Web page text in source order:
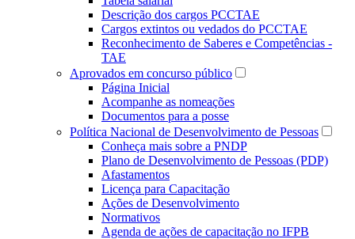
Descrição dos cargos PCCTAE
Cargos extintos ou vedados do PCCTAE
Reconhecimento de Saberes e Competências -
TAE
Aprovados em concurso público
Página Inicial
Acompanhe as nomeações
Documentos para a posse
Política Nacional de Desenvolvimento de Pessoas
Conheça mais sobre a PNDP
Plano de Desenvolvimento de Pessoas (PDP)
Afastamentos
Licença para Capacitação
Ações de Desenvolvimento
Normativos
Agenda de ações de capacitação no IFPB